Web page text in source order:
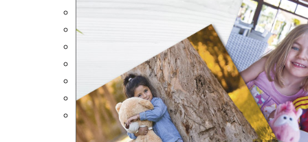
Peluches Personalizados
Portalápices Personalizados
Puzles Personalizados
Juegos de Mesa
Alfombrillas Personalizadas
Lámparas LED